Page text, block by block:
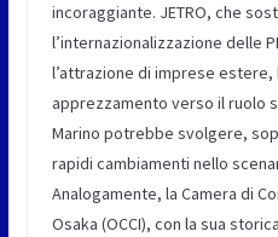
incoraggiante. JETRO, che
l’internazionalizzazione delle
l’attrazione di imprese estere,
apprezzamento verso il ruolo
Marino potrebbe svolgere,
rapidi cambiamenti nello
Analogamente, la Camera di
Osaka (OCCI), con la sua